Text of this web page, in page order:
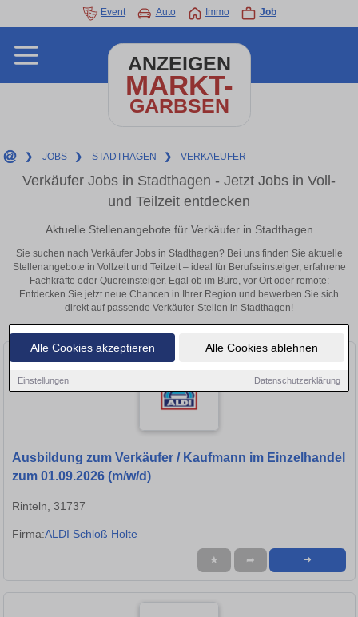
Alle Cookies akzeptieren Alle Cookies ablehnen
Einstellungen Datenschutzerklärung
Event Auto Immo Job
ANZEIGEN
MARKT-
GARBSEN
❯ JOBS ❯ STADTHAGEN ❯ VERKAEUFER
Verkäufer Jobs in Stadthagen - Jetzt Jobs in Voll-
und Teilzeit entdecken
Aktuelle Stellenangebote für Verkäufer in Stadthagen
Sie suchen nach Verkäufer Jobs in Stadthagen? Bei uns finden Sie aktuelle
Stellenangebote in Vollzeit und Teilzeit – ideal für Berufseinsteiger, erfahrene
Fachkräfte oder Quereinsteiger. Egal ob im Büro, vor Ort oder remote:
Entdecken Sie jetzt neue Chancen in Ihrer Region und bewerben Sie sich
direkt auf passende Verkäufer-Stellen in Stadthagen!
Ausbildung zum Verkäufer / Kaufmann im Einzelhandel
zum 01.09.2026 (m/w/d)
Rinteln, 31737
Firma:ALDI Schloß Holte
★ ➦ ➜